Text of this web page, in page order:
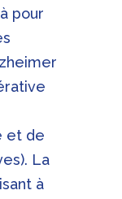
pour
et de
La
à